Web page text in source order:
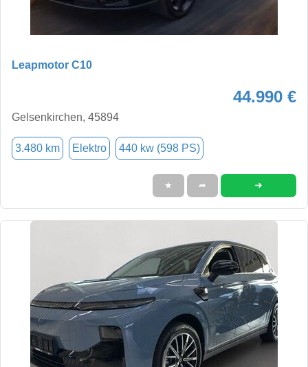
Leapmotor C10
44.990 €
Gelsenkirchen, 45894
3.480 km Elektro 440 kw (598 PS)
★ ➦ ➜